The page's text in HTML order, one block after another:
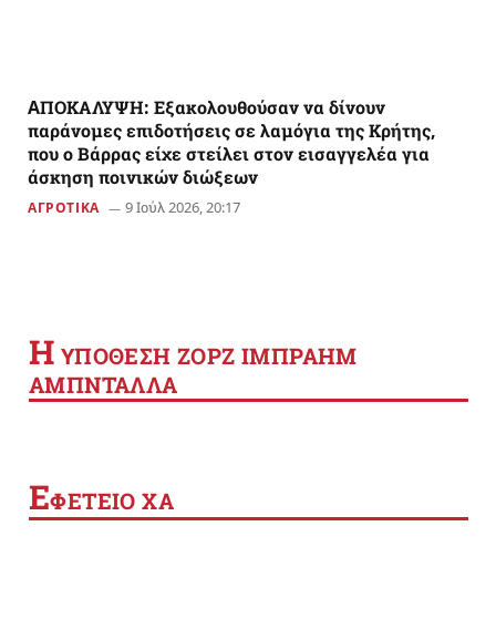
AΠΟΚΑΛΥΨΗ: Εξακολουθούσαν να δίνουν
παράνομες επιδοτήσεις σε λαμόγια της Κρήτης,
που ο Βάρρας είχε στείλει στον εισαγγελέα για
άσκηση ποινικών διώξεων
ΑΓΡΟΤΙΚΑ 9 Ιούλ 2026, 20:17
Η YΠΟΘΕΣΗ ΖΟΡΖ ΙΜΠΡΑΗΜ
ΑΜΠΝΤΑΛΛΑ
ΕΦΕΤΕΙΟ ΧΑ